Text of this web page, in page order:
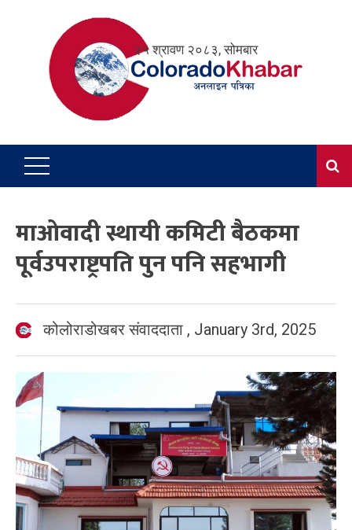
२५ श्रावण २०८३, सोमबार
माओवादी स्थायी कमिटी बैठकमा
पूर्वउपराष्ट्रपति पुन पनि सहभागी
कोलोराडोखबर संवाददाता , January 3rd, 2025